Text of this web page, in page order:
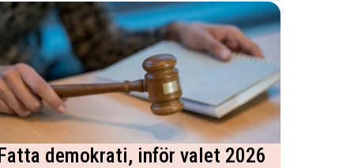
demokrati, inför valet 2026